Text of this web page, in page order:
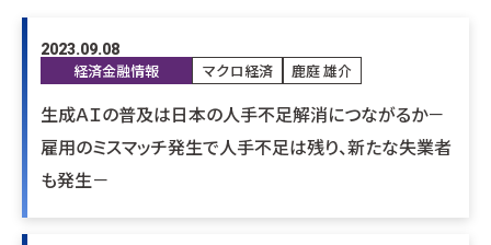
2023.09.08
経済金融情報 マクロ経済 鹿庭 雄介
生成ＡＩの普及は日本の人手不足解消につながるか－
雇用のミスマッチ発生で人手不足は残り、新たな失業者
も発生－